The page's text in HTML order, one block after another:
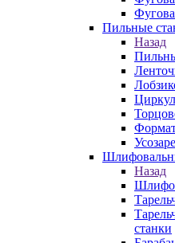
Пильные
Назад
Назад
станки